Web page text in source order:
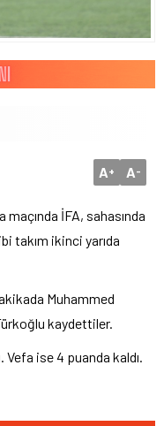
A+ A-
İFA, sahasında
takım ikinci yarıda
Muhammed
kaydettiler.
Vefa ise 4 puanda kaldı.